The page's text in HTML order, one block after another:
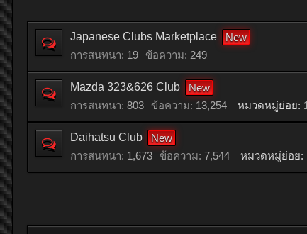
Japanese Clubs Marketplace
การสนทนา: 19 ข้อความ: 249
Mazda 323&626 Club
การสนทนา: 803 ข้อความ: 13,254 หมวดหมู่ย่อย: 1
Daihatsu Club
การสนทนา: 1,673 ข้อความ: 7,544 หมวดหมู่ย่อย: